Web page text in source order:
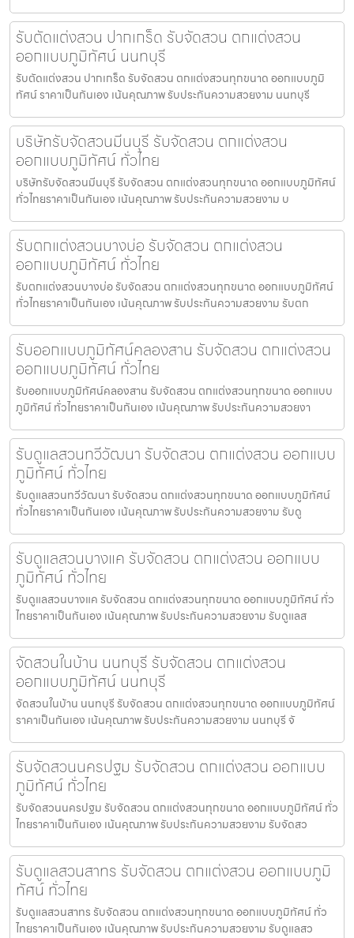
รับตัดแต่งสวน ปากเกร็ด รับจัดสวน ตกแต่งสวน
ออกแบบภูมิทัศน์ นนทบุรี
รับตัดแต่งสวน ปากเกร็ด รับจัดสวน ตกแต่งสวนทุกขนาด ออกแบบภูมิ
ทัศน์ ราคาเป็นกันเอง เน้นคุณภาพ รับประกันความสวยงาม นนทบุรี
บริษัทรับจัดสวนมีนบุรี รับจัดสวน ตกแต่งสวน
ออกแบบภูมิทัศน์ ทั่วไทย
บริษัทรับจัดสวนมีนบุรี รับจัดสวน ตกแต่งสวนทุกขนาด ออกแบบภูมิทัศน์
ทั่วไทยราคาเป็นกันเอง เน้นคุณภาพ รับประกันความสวยงาม บ
รับตกแต่งสวนบางบ่อ รับจัดสวน ตกแต่งสวน
ออกแบบภูมิทัศน์ ทั่วไทย
รับตกแต่งสวนบางบ่อ รับจัดสวน ตกแต่งสวนทุกขนาด ออกแบบภูมิทัศน์
ทั่วไทยราคาเป็นกันเอง เน้นคุณภาพ รับประกันความสวยงาม รับตก
รับออกแบบภูมิทัศน์คลองสาน รับจัดสวน ตกแต่งสวน
ออกแบบภูมิทัศน์ ทั่วไทย
รับออกแบบภูมิทัศน์คลองสาน รับจัดสวน ตกแต่งสวนทุกขนาด ออกแบบ
ภูมิทัศน์ ทั่วไทยราคาเป็นกันเอง เน้นคุณภาพ รับประกันความสวยงา
รับดูแลสวนทวีวัฒนา รับจัดสวน ตกแต่งสวน ออกแบบ
ภูมิทัศน์ ทั่วไทย
รับดูแลสวนทวีวัฒนา รับจัดสวน ตกแต่งสวนทุกขนาด ออกแบบภูมิทัศน์
ทั่วไทยราคาเป็นกันเอง เน้นคุณภาพ รับประกันความสวยงาม รับดู
รับดูแลสวนบางแค รับจัดสวน ตกแต่งสวน ออกแบบ
ภูมิทัศน์ ทั่วไทย
รับดูแลสวนบางแค รับจัดสวน ตกแต่งสวนทุกขนาด ออกแบบภูมิทัศน์ ทั่ว
ไทยราคาเป็นกันเอง เน้นคุณภาพ รับประกันความสวยงาม รับดูแลส
จัดสวนในบ้าน นนทบุรี รับจัดสวน ตกแต่งสวน
ออกแบบภูมิทัศน์ นนทบุรี
จัดสวนในบ้าน นนทบุรี รับจัดสวน ตกแต่งสวนทุกขนาด ออกแบบภูมิทัศน์
ราคาเป็นกันเอง เน้นคุณภาพ รับประกันความสวยงาม นนทบุรี จั
รับจัดสวนนครปฐม รับจัดสวน ตกแต่งสวน ออกแบบ
ภูมิทัศน์ ทั่วไทย
รับจัดสวนนครปฐม รับจัดสวน ตกแต่งสวนทุกขนาด ออกแบบภูมิทัศน์ ทั่ว
ไทยราคาเป็นกันเอง เน้นคุณภาพ รับประกันความสวยงาม รับจัดสว
รับดูแลสวนสาทร รับจัดสวน ตกแต่งสวน ออกแบบภูมิ
ทัศน์ ทั่วไทย
รับดูแลสวนสาทร รับจัดสวน ตกแต่งสวนทุกขนาด ออกแบบภูมิทัศน์ ทั่ว
ไทยราคาเป็นกันเอง เน้นคุณภาพ รับประกันความสวยงาม รับดูแลสว